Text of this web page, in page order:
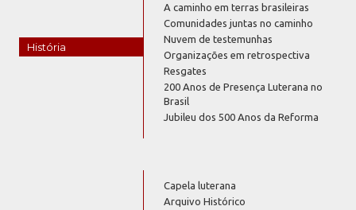
História
A caminho em terras brasileiras
Comunidades juntas no caminho
Nuvem de testemunhas
Organizações em retrospectiva
Resgates
200 Anos de Presença Luterana no
Brasil
Jubileu dos 500 Anos da Reforma
Capela luterana
Arquivo Histórico